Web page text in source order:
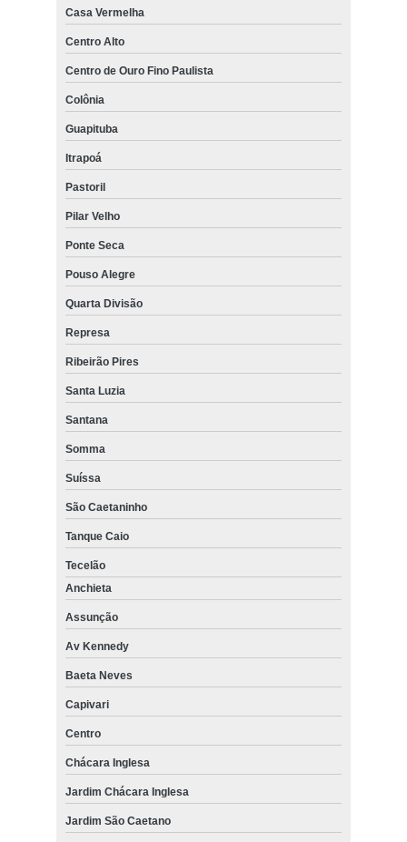
Casa Vermelha
Centro Alto
Centro de Ouro Fino Paulista
Colônia
Guapituba
Itrapoá
Pastoril
Pilar Velho
Ponte Seca
Pouso Alegre
Quarta Divisão
Represa
Ribeirão Pires
Santa Luzia
Santana
Somma
Suíssa
São Caetaninho
Tanque Caio
Tecelão
Anchieta
Assunção
Av Kennedy
Baeta Neves
Capivari
Centro
Chácara Inglesa
Jardim Chácara Inglesa
Jardim São Caetano